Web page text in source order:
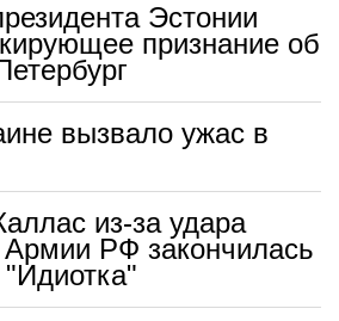
Эстонии
признание об
вызвало ужас в
из-за удара
Армии РФ закончилась